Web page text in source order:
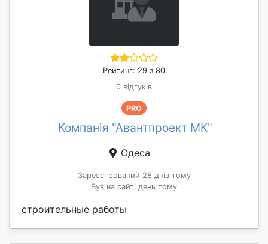
Рейтинг: 29 з 80
0 відгуків
PRO
Компанія "Авантпроект МК"
Одеса
Зареєстрований 28 днів тому
Був на сайті день тому
строительные работы